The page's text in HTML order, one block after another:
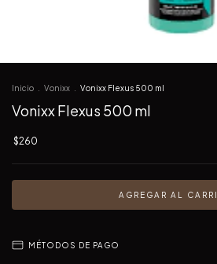
Inicio Vonixx Vonixx Flexus 500 ml
Vonixx Flexus 500 ml
$260
MÉTODOS DE PAGO